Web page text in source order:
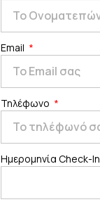
Email
Τηλέφωνο
Ημερομηνία Check-In